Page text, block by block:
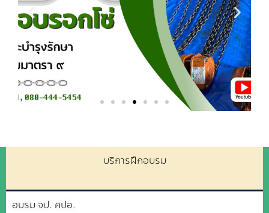
บริการฝึกอบรม
อบรม จป. คปอ.